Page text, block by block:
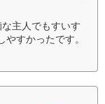
主人でもすいす
すかったです。